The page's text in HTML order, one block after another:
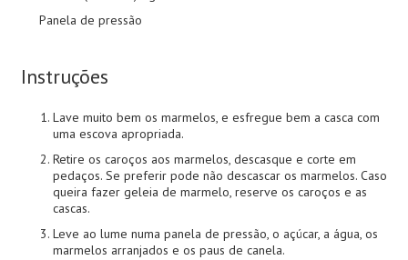
Panela de pressão
Instruções
Lave muito bem os marmelos, e esfregue bem a casca com
uma escova apropriada.
Retire os caroços aos marmelos, descasque e corte em
pedaços. Se preferir pode não descascar os marmelos. Caso
queira fazer geleia de marmelo, reserve os caroços e as
cascas.
Leve ao lume numa panela de pressão, o açúcar, a água, os
marmelos arranjados e os paus de canela.